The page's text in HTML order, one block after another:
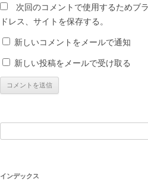
次回のコメントで使用するためブ
ドレス、サイトを保存する。
新しいコメントをメールで通知
新しい投稿をメールで受け取る
インデックス